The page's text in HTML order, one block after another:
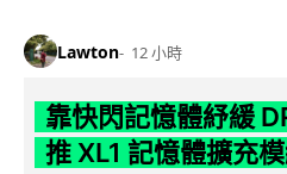
Lawton 12 小時
靠快閃記憶體紓緩
推 XL1 記憶體擴充